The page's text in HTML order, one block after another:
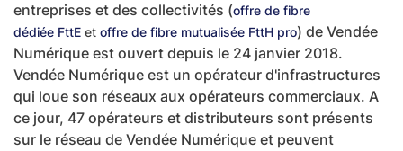
entreprises et des collectivités (offre de fibre
dédiée FttE et offre de fibre mutualisée FttH pro) de Vendée
Numérique est ouvert depuis le 24 janvier 2018.
Vendée Numérique est un opérateur d'infrastructures
qui loue son réseaux aux opérateurs commerciaux. A
ce jour, 47 opérateurs et distributeurs sont présents
sur le réseau de Vendée Numérique et peuvent